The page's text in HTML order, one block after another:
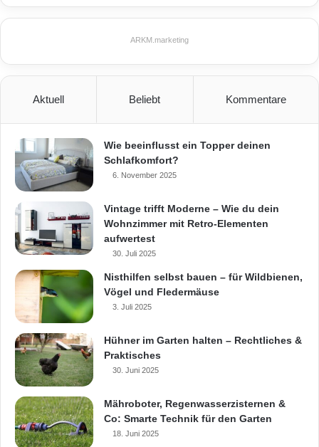
s
r
r
c
2
0
1
ARKM.marketing
Aktuell Beliebt Kommentare
Wie beeinflusst ein Topper deinen
Schlafkomfort?
6. November 2025
Vintage trifft Moderne – Wie du dein
Wohnzimmer mit Retro-Elementen
aufwertest
30. Juli 2025
Nisthilfen selbst bauen – für Wildbienen,
Vögel und Fledermäuse
3. Juli 2025
Hühner im Garten halten – Rechtliches &
Praktisches
30. Juni 2025
Mähroboter, Regenwasserzisternen &
Co: Smarte Technik für den Garten
18. Juni 2025